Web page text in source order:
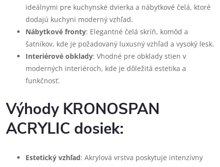
ideálnymi pre kuchynské dvierka a nábytkové čelá, ktoré
dodajú kuchyni moderný vzhľad.
Nábytkové fronty: Elegantné čelá skríň, komôd a
šatníkov, kde je požadovaný luxusný vzhľad a vysoký lesk.
Interiérové obklady: Vhodné pre obklady stien v
moderných interiéroch, kde je dôležitá estetika a
funkčnosť.
Výhody KRONOSPAN
ACRYLIC dosiek:
Estetický vzhľad: Akrylová vrstva poskytuje intenzívny